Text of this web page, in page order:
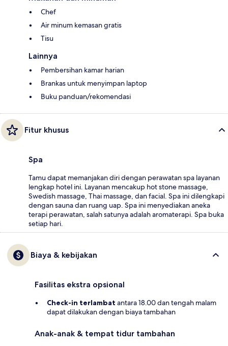
Chef
Air minum kemasan gratis
Tisu
Lainnya
Pembersihan kamar harian
Brankas untuk menyimpan laptop
Buku panduan/rekomendasi
Fitur khusus
Spa
Tamu dapat memanjakan diri dengan perawatan spa layanan
lengkap hotel ini. Layanan mencakup hot stone massage,
Swedish massage, Thai massage, dan facial. Spa ini dilengkapi
dengan sauna dan ruang uap. Spa ini menyediakan aneka
terapi perawatan, salah satunya adalah aromaterapi. Spa buka
setiap hari.
Biaya & kebijakan
Fasilitas ekstra opsional
Check-in terlambat antara 18.00 dan tengah malam
dapat dilakukan dengan biaya tambahan
Anak-anak & tempat tidur tambahan